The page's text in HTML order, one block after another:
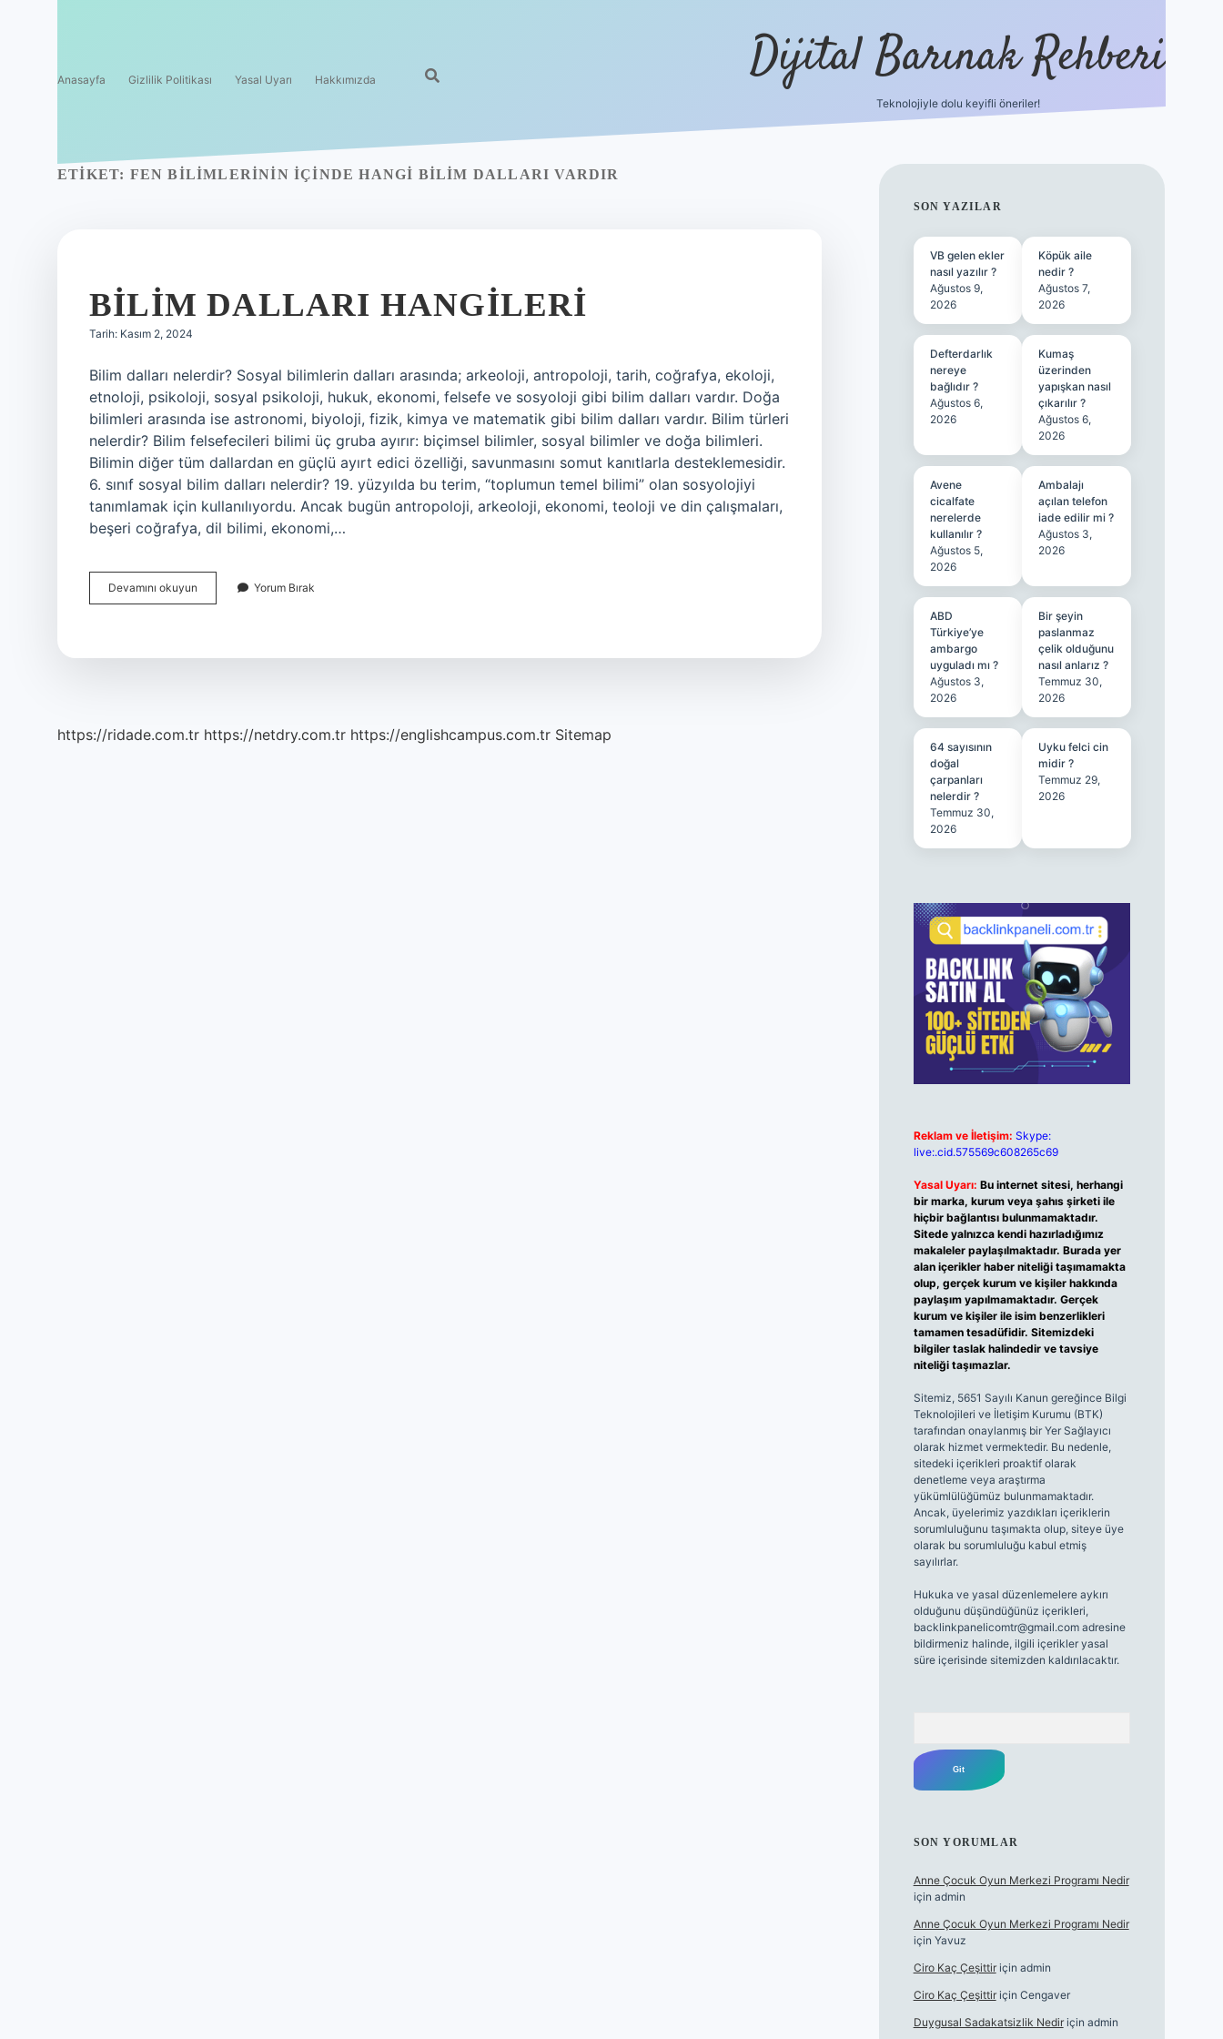
Anasayfa Gizlilik Politikası Yasal Uyarı Hakkımızda Dijital Barınak Rehberi
Teknolojiyle dolu keyifli öneriler!
ETIKET: FEN BILIMLERININ IÇINDE HANGI BILIM DALLARI VARDIR
BILIM DALLARI HANGILERI
Tarih: Kasım 2, 2024
Bilim dalları nelerdir? Sosyal bilimlerin dalları arasında; arkeoloji, antropoloji, tarih, coğrafya, ekoloji,
etnoloji, psikoloji, sosyal psikoloji, hukuk, ekonomi, felsefe ve sosyoloji gibi bilim dalları vardır. Doğa
bilimleri arasında ise astronomi, biyoloji, fizik, kimya ve matematik gibi bilim dalları vardır. Bilim türleri
nelerdir? Bilim felsefecileri bilimi üç gruba ayırır: biçimsel bilimler, sosyal bilimler ve doğa bilimleri.
Bilimin diğer tüm dallardan en güçlü ayırt edici özelliği, savunmasını somut kanıtlarla desteklemesidir.
6. sınıf sosyal bilim dalları nelerdir? 19. yüzyılda bu terim, “toplumun temel bilimi” olan sosyolojiyi
tanımlamak için kullanılıyordu. Ancak bugün antropoloji, arkeoloji, ekonomi, teoloji ve din çalışmaları,
beşeri coğrafya, dil bilimi, ekonomi,…
Devamını okuyun
Dalları
Yorum Bırak
https://ridade.com.tr https://netdry.com.tr https://englishcampus.com.tr Sitemap
SIDEBAR
SON YAZILAR
VB gelen ekler
nasıl yazılır ?
Ağustos 9,
2026
Köpük aile
nedir ?
Ağustos 7,
2026
Defterdarlık
nereye
bağlıdır ?
Ağustos 6,
2026
Kumaş
üzerinden
yapışkan nasıl
çıkarılır ?
Ağustos 6,
2026
Avene
cicalfate
nerelerde
kullanılır ?
Ağustos 5,
2026
Ambalajı
açılan telefon
iade edilir mi ?
Ağustos 3,
2026
ABD
Türkiye’ye
ambargo
uyguladı mı ?
Ağustos 3,
2026
Bir şeyin
paslanmaz
çelik olduğunu
nasıl anlarız ?
Temmuz 30,
2026
64 sayısının
doğal
çarpanları
nelerdir ?
Temmuz 30,
2026
Uyku felci cin
midir ?
Temmuz 29,
2026
Reklam ve İletişim: Skype:
live:.cid.575569c608265c69
Yasal Uyarı: Bu internet sitesi, herhangi
bir marka, kurum veya şahıs şirketi ile
hiçbir bağlantısı bulunmamaktadır.
Sitede yalnızca kendi hazırladığımız
makaleler paylaşılmaktadır. Burada yer
alan içerikler haber niteliği taşımamakta
olup, gerçek kurum ve kişiler hakkında
paylaşım yapılmamaktadır. Gerçek
kurum ve kişiler ile isim benzerlikleri
tamamen tesadüfidir. Sitemizdeki
bilgiler taslak halindedir ve tavsiye
niteliği taşımazlar.
Sitemiz, 5651 Sayılı Kanun gereğince Bilgi
Teknolojileri ve İletişim Kurumu (BTK)
tarafından onaylanmış bir Yer Sağlayıcı
olarak hizmet vermektedir. Bu nedenle,
sitedeki içerikleri proaktif olarak
denetleme veya araştırma
yükümlülüğümüz bulunmamaktadır.
Ancak, üyelerimiz yazdıkları içeriklerin
sorumluluğunu taşımakta olup, siteye üye
olarak bu sorumluluğu kabul etmiş
sayılırlar.
Hukuka ve yasal düzenlemelere aykırı
olduğunu düşündüğünüz içerikleri,
backlinkpanelicomtr@gmail.comadresine
bildirmeniz halinde, ilgili içerikler yasal
süre içerisinde sitemizden kaldırılacaktır.
SON YORUMLAR
Anne Çocuk Oyun Merkezi Programı Nedir
için admin
Anne Çocuk Oyun Merkezi Programı Nedir
için Yavuz
Ciro Kaç Çeşittiriçin admin
Ciro Kaç Çeşittiriçin Cengaver
Duygusal Sadakatsizlik Nediriçin admin
hiltonbet güncel